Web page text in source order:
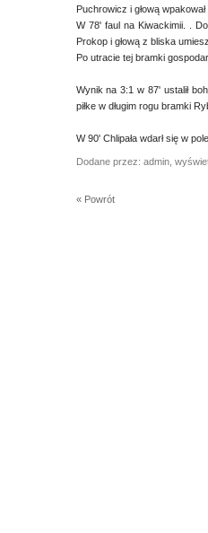
Puchrowicz i głową
W 78' faul na Kiwackimii. .
Prokop i głową z bliska
Po utracie tej bramki
Wynik na 3:1 w 87' ustalił
piłke w długim rogu bramki
W 90' Chlipała wdarł się w
Dodane przez: admin,
« Powrót